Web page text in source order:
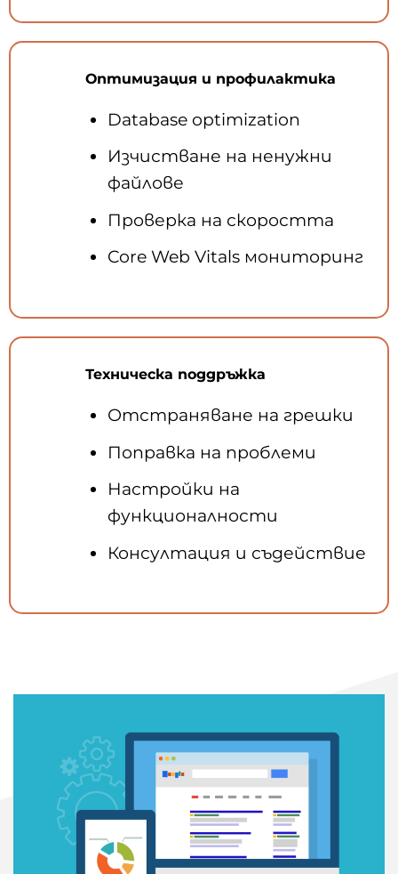
Оптимизация и профилактика
Database optimization
Изчистване на ненужни
файлове
Проверка на скоростта
Core Web Vitals мониторинг
Техническа поддръжка
Отстраняване на грешки
Поправка на проблеми
Настройки на
функционалности
Консултация и съдействие